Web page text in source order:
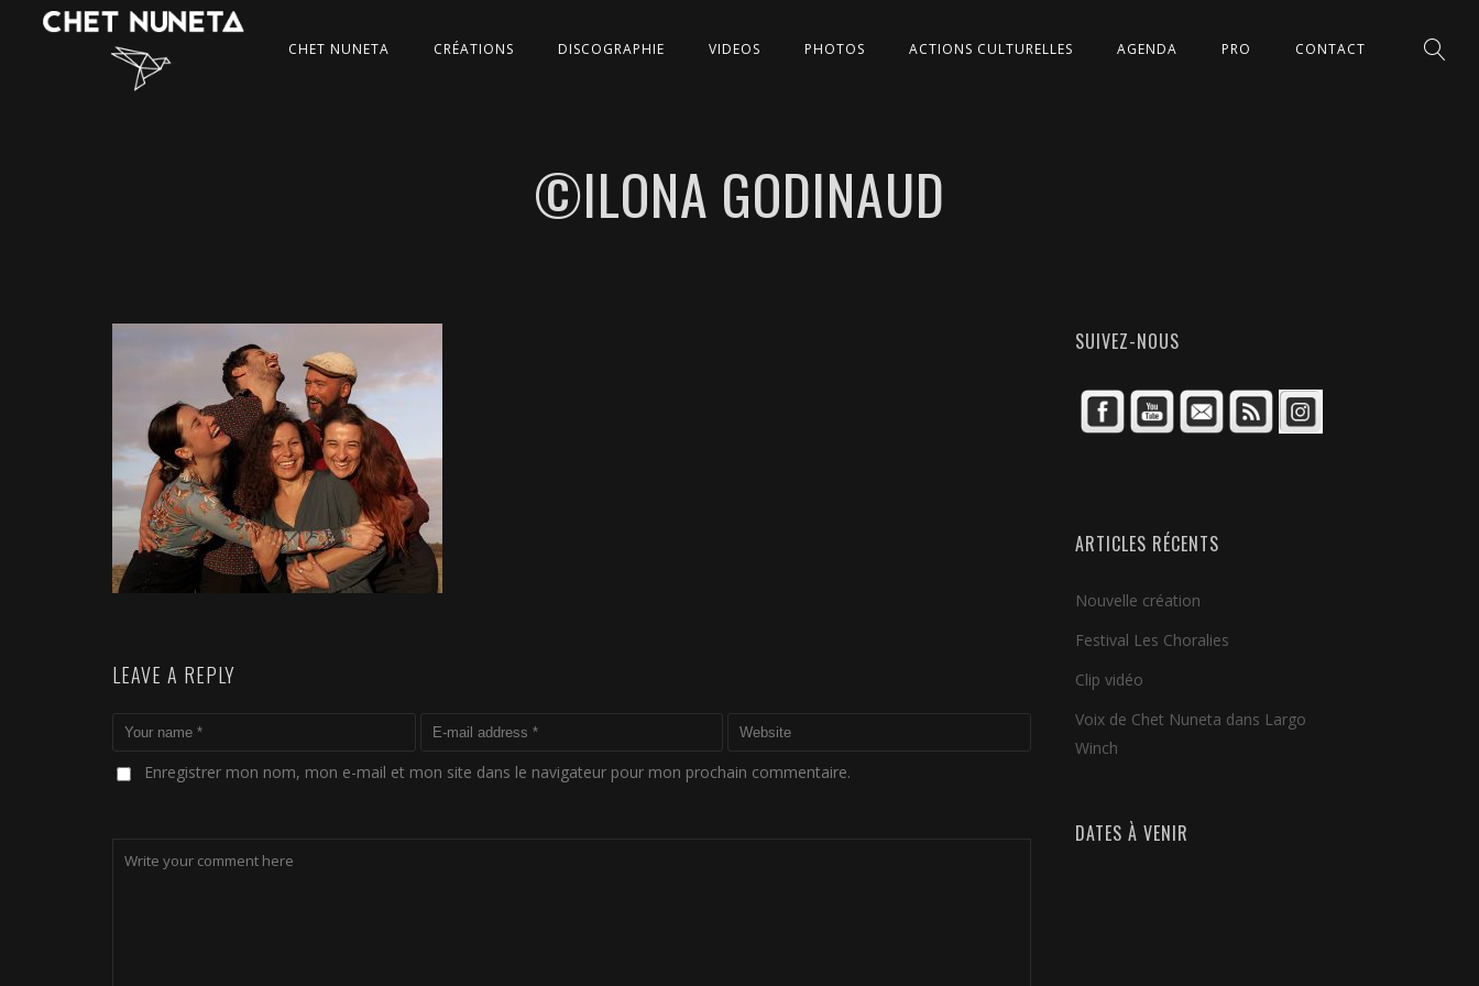
CHET NUNETA CRÉATIONS DISCOGRAPHIE VIDEOS PHOTOS ACTIONS CULTURELLES AGENDA PRO CONTACT
©ILONA GODINAUD
LEAVE A REPLY
Enregistrer mon nom, mon e-mail et mon site dans le navigateur pour mon prochain commentaire.
SUIVEZ-NOUS
ARTICLES RÉCENTS
Nouvelle création
Festival Les Choralies
Clip vidéo
Voix de Chet Nuneta dans Largo
Winch
DATES À VENIR